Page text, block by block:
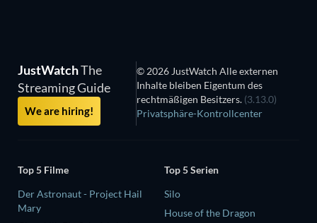
JustWatchThe
Streaming Guide
We are hiring!
© 2026 JustWatch Alle externen
Inhalte bleiben Eigentum des
rechtmäßigen Besitzers. (3.13.0)
Privatsphäre-Kontrollcenter
Top 5 Filme
Der Astronaut - Project Hail
Mary
Top 5 Serien
Silo
House of the Dragon